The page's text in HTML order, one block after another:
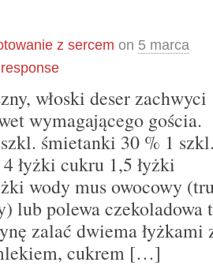
z sercem on 5 marca
włoski deser zachwyci
wymagającego gościa.
śmietanki 30 % 1
łyżki cukru 1,5 łyżki
wody mus owocowy
lub polewa
zalać dwiema łyżkami
cukrem […]